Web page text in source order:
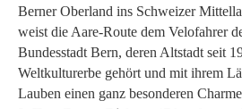
Berner Oberland ins Schweizer
weist die Aare-Route dem Velofahrer
Bundesstadt Bern, deren Altstadt seit
Weltkulturerbe gehört und mit ihrem
Lauben einen ganz besonderen